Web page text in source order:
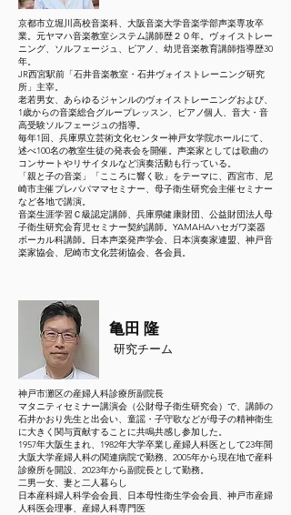
京都市立堀川高校音楽科、大阪音楽大学音楽学部声楽専攻卒
業。元ヤマハ音楽教室システム講師歴２０年。ヴォイストレー
ニング、ソルフェージュ、ピアノ、幼児音楽教育講師指導歴30
年。
JR西宮駅前「石井音楽教室・石井ヴォイストレーニング研究
所」主宰。
老若男女、あらゆるジャンルのヴォイストレーニングおよび、
1歳からの音楽総合グループレッスン、ピアノ個人、音大・音
高受験ソルフェージュの指導。
毎年1回、兵庫県立芸術文化センター神戸女学院ホールにて、
述べ100名の教室生徒の発表会を開催。声楽家としては歌曲の
コンサートやリサイタルなど演奏活動も行っている。
「親と子の音楽」「こころに響く歌」をテーマに、西宮市、尼
崎市主催プレパパママセミナー、母子衛生研究会主催セミナー
など各地で講演。
音楽生涯学習Ｃ級認定講師、兵庫県健康財団、公益財団法人母
子衛生研究会育児セミナー契約講師。YAMAHAハセガワ楽器
ボーカル科講師。日本声楽発声学会、日本演奏家連盟、神戸音
楽家協会、尼崎市文化芸術協会、各会員。
亀田 隆
​研究チーム
神戸市灘区の産婦人科診療所副院長
マタニティセミナー講演会（公財母子衛生研究会）で、講師の
石井かおり先生と出会い、童謡・子守歌などが母子の精神衛生
に大きく関与貢献することに共鳴共感し参加した。
1957年大阪生まれ、1982年大学卒業し産婦人科医として23年間
大阪大学産婦人科の関連病院で勤務、2005年から現在地で産科
診療所を開設、2023年から副院長として勤務。
二男一女、妻と二人暮らし
日本産科婦人科学会会員、日本母性衛生学会会員、神戸市産婦
人科医会理事、産婦人科​専門医